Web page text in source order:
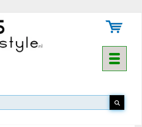
Toggle